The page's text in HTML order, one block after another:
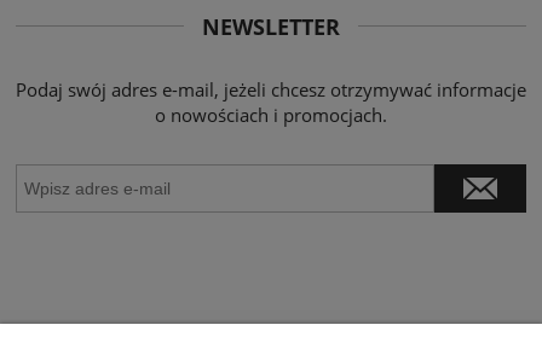
NEWSLETTER
Podaj swój adres e-mail, jeżeli chcesz otrzymywać informacje
o nowościach i promocjach.